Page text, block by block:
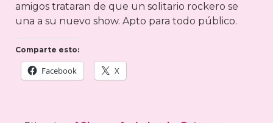
amigos trataran de que un solitario rockero se
una a su nuevo show. Apto para todo público.
Comparte esto:
Facebook X